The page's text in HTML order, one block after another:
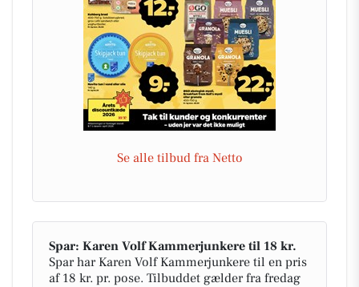
Se alle tilbud fra Netto
Spar: Karen Volf Kammerjunkere til 18 kr.
Spar har Karen Volf Kammerjunkere til en pris
af 18 kr. pr. pose. Tilbuddet gælder fra fredag